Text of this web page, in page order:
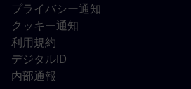
プライバシー通知
クッキー通知
利用規約
デジタルID
内部通報